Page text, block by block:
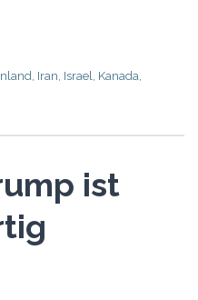
Iran Israel Kanada
ist